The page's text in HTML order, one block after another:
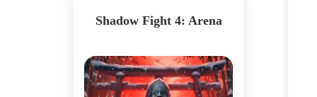
Shadow Fight 4: Arena